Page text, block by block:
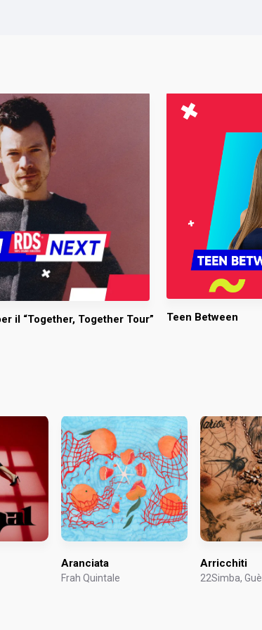
il “Together, Together Tour” Teen Between
Aranciata
Frah Quintale
Arricchiti
22Simba, Guè